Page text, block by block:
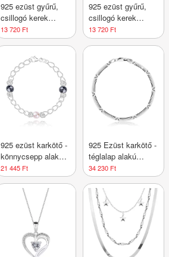
925 ezüst gyűrű,
csillogó kerek
cirkónia, díszített
foglalat és szárak -
13 720 Ft
925 ezüst gyűrű,
csillogó kerek
cirkónia, díszített
foglalat és szárak -
13 720 Ft
925 ezüst karkötő -
könnycsepp alakú
láncszemekkel,
rózsaszín és két
sötétszürke
szintetikus
gyönggyel
21 445 Ft
925 Ezüst karkötő -
téglalap alakú
láncszemekkel
vékony sávokkal,
homár karmos zár
34 230 Ft